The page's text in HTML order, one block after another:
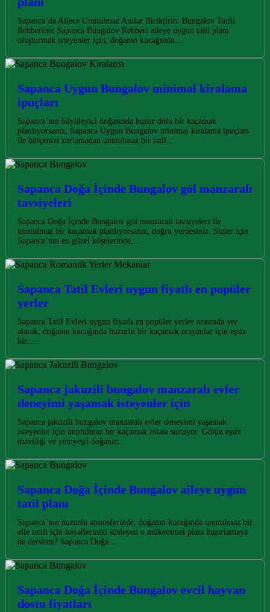
Sapanca’da Ailece Unutulmaz Anılar Biriktirin: Bungalov Tatili
Rehberiniz Sapanca Bungalov Rehberi aileye uygun tatil planı
oluşturmak isteyenler için, doğanın kucağında…
Sapanca Uygun Bungalov minimal kiralama
ipuçları
Sapanca’nın büyüleyici doğasında huzur dolu bir kaçamak
planlıyorsanız, Sapanca Uygun Bungalov minimal kiralama ipuçları
ile bütçenizi zorlamadan unutulmaz bir tatil…
Sapanca Doğa İçinde Bungalov göl manzaralı
tavsiyeleri
Sapanca Doğa İçinde Bungalov göl manzaralı tavsiyeleri ile
unutulmaz bir kaçamak planlıyorsanız, doğru yerdesiniz. Sizler için
Sapanca’nın en güzel köşelerinde,…
Sapanca Tatil Evleri uygun fiyatlı en popüler
yerler
Sapanca Tatil Evleri uygun fiyatlı en popüler yerler arasında yer
alarak, doğanın kucağında huzurlu bir kaçamak arayanlar için eşsiz
bir…
Sapanca jakuzili bungalov manzaralı evler
deneyimi yaşamak isteyenler için
Sapanca jakuzili bungalov manzaralı evler deneyimi yaşamak
isteyenler için unutulmaz bir kaçamak rotası sunuyor. Gölün eşsiz
maviliği ve yemyeşil doğanın…
Sapanca Doğa İçinde Bungalov aileye uygun
tatil planı
Sapanca’nın huzurlu atmosferinde, doğanın kucağında unutulmaz bir
aile tatili için hayallerinizi süsleyen o mükemmel planı hazırlamaya
ne dersiniz? Sapanca Doğa…
Sapanca Doğa İçinde Bungalov evcil hayvan
dostu fiyatları